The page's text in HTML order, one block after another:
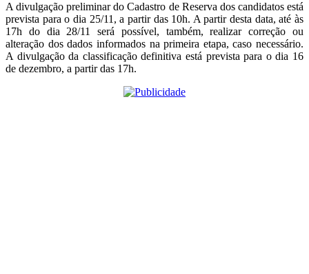
A divulgação preliminar do Cadastro de Reserva dos candidatos está
prevista para o dia 25/11, a partir das 10h. A partir desta data, até às
17h do dia 28/11 será possível, também, realizar correção ou
alteração dos dados informados na primeira etapa, caso necessário.
A divulgação da classificação definitiva está prevista para o dia 16
de dezembro, a partir das 17h.